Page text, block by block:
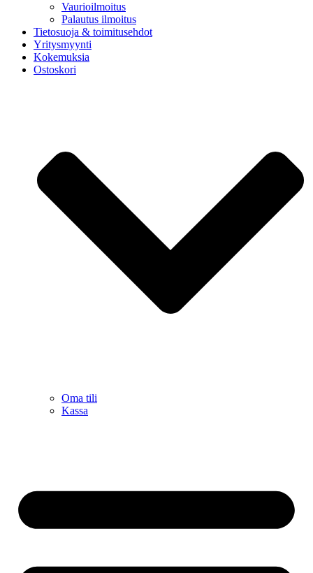
Vaurioilmoitus
Palautus ilmoitus
Tietosuoja & toimitusehdot
Yritysmyynti
Kokemuksia
Ostoskori
Oma tili
Kassa